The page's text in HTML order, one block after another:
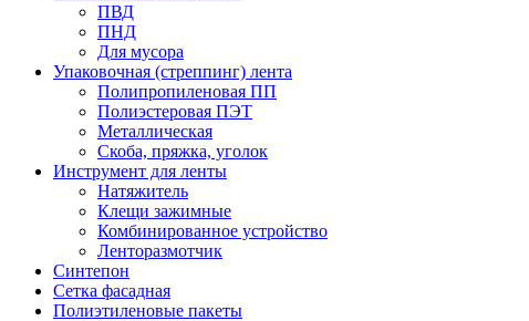
ПВД
ПНД
Для мусора
Упаковочная (стреппинг) лента
Полипропиленовая ПП
Полиэстеровая ПЭТ
Металлическая
Скоба, пряжка, уголок
Инструмент для ленты
Натяжитель
Клещи зажимные
Комбинированное устройство
Ленторазмотчик
Синтепон
Сетка фасадная
Полиэтиленовые пакеты